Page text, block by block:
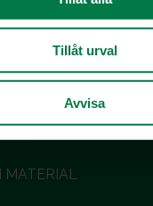
Tillåt urval
Avvisa
Suomesta OY
MATERIAL